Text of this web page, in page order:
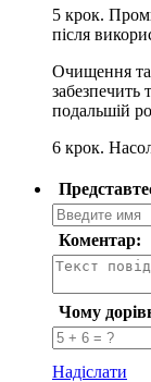
5 крок.
пiсля
Очищення та
забезпечить
подальшiй
6 крок.
Коментар:
Чому
Надіслати